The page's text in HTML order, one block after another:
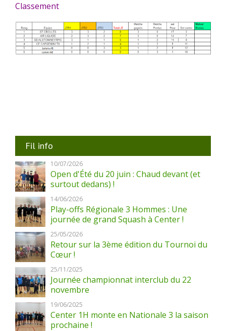
Classement
Fil info
10/07/2026
Open d'Été du 20 juin : Chaud devant (et
surtout dedans) !
14/06/2026
Play-offs Régionale 3 Hommes : Une
journée de grand Squash à Center !
25/05/2026
Retour sur la 3ème édition du Tournoi du
Cœur !
25/11/2025
Journée championnat interclub du 22
novembre
19/06/2025
Center 1H monte en Nationale 3 la saison
prochaine !